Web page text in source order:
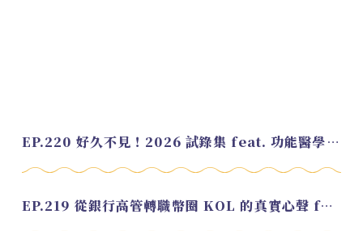
EP.220 好久不見！2026 試錄集 feat. 功能醫學營養師 美寶
EP.219 從銀行高管轉職幣圈 KOL 的真實心聲 feat.龜大